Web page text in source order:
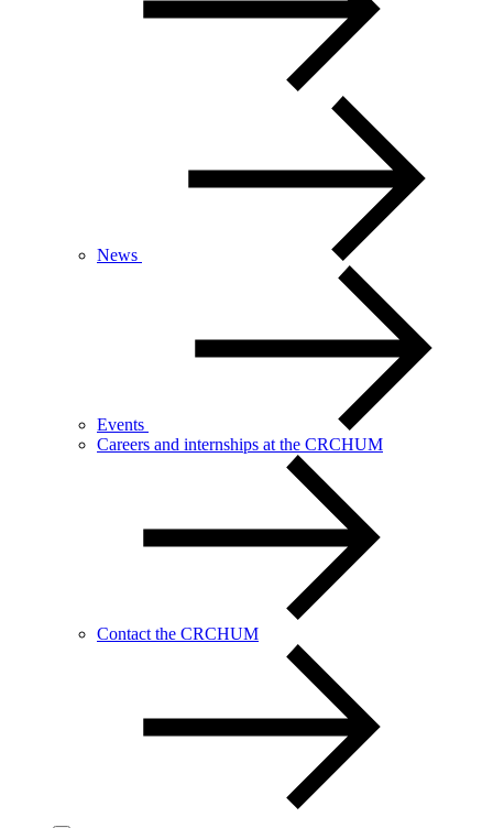
News
Events
Careers and internships at the CRCHUM
Contact the CRCHUM